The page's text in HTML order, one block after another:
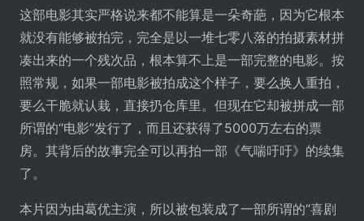
这部电影其实严格说来都不能算是一朵奇葩，因为它根本
就没有能够被拍完，完全是以一堆七零八落的拍摄素材拼
凑出来的一个残次品，根本算不上是一部完整的电影。按
照常规，如果一部电影被拍成这个样子，要么换人重拍，
要么干脆就认栽，直接扔仓库里。但现在它却被拼成一部
所谓的“电影”发行了，而且还获得了5000万左右的票
房。其背后的故事完全可以再拍一部《气喘吁吁》的续集
了。
本片因为由葛优主演，所以被包装成了一部所谓的“喜剧